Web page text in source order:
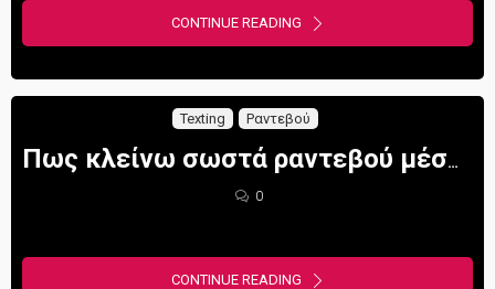
CONTINUE READING
Texting Ραντεβού
Πως κλείνω σωστά ραντεβού μέσω μηνυμάτων. ( Πότε και πως)
0
CONTINUE READING